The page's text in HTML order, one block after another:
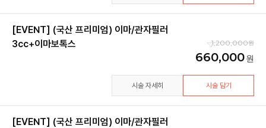
[EVENT] (국산 프리미엄) 이마/관자필러
3cc+이마보톡스
1,200,000
660,000
시술 자세히 시술 담기
[EVENT] (국산 프리미엄) 이마/관자필러